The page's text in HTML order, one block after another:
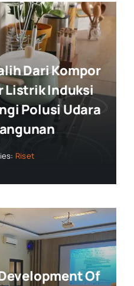
Dari Kompor
Listrik Induksi
Polusi Udara
Riset
Of